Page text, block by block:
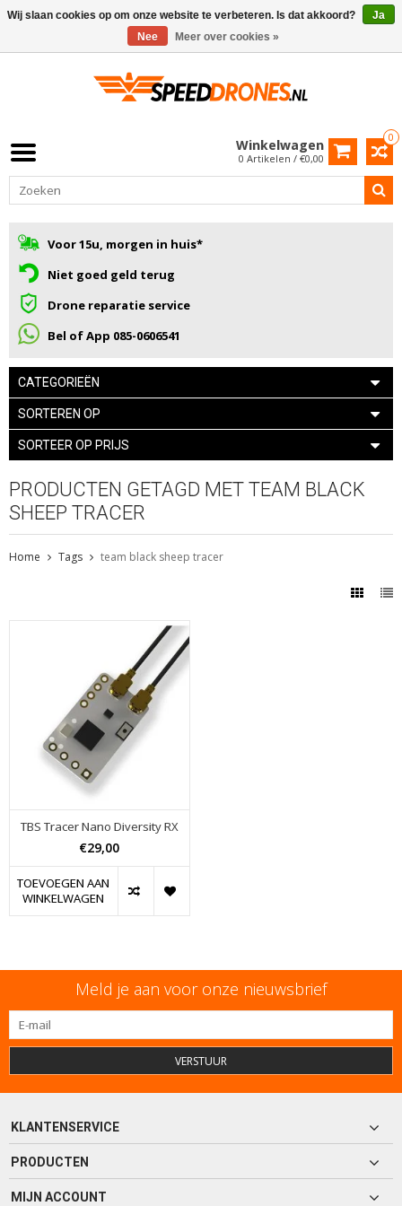
0
Winkelwagen
0 Artikelen / €0,00
Voor 15u, morgen in huis*
Niet goed geld terug
Drone reparatie service
Bel of App 085-0606541
CATEGORIEËN
SORTEREN OP
SORTEER OP PRIJS
PRODUCTEN GETAGD MET TEAM BLACK
SHEEP TRACER
Home Tags team black sheep tracer
TBS Tracer Nano Diversity RX
€29,00
TOEVOEGEN AAN
WINKELWAGEN
Meld je aan voor onze nieuwsbrief
VERSTUUR
KLANTENSERVICE
PRODUCTEN
MIJN ACCOUNT
Wij slaan cookies op om onze website te verbeteren. Is dat akkoord?
Ja
Nee
Meer over cookies »